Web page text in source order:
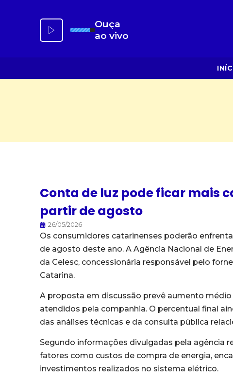
Ouça
ao vivo
Conta de luz pode ficar mais
partir de agosto
26/05/2026
Os consumidores catarinenses poderão
de agosto deste ano. A Agência Nacional de
da Celesc, concessionária responsável pelo
Catarina.
A proposta em discussão prevê aumento médio
atendidos pela companhia. O percentual final
das análises técnicas e da consulta pública
Segundo informações divulgadas pela agência
fatores como custos de compra de energia,
investimentos realizados no sistema elétrico.